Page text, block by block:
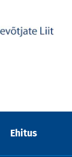
Ehitus